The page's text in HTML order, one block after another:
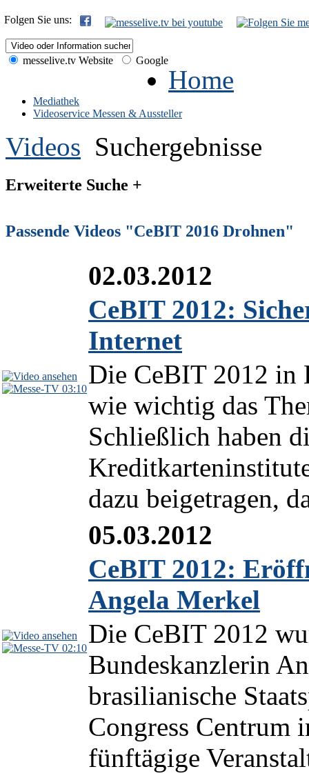
Folgen Sie uns:
messelive.tv Website Google
Home
Mediathek
Videoservice Messen & Aussteller
Videos Suchergebnisse
Erweiterte Suche +
Passende Videos "CeBIT 2016 Drohnen"
03:10
02.03.2012
CeBIT 2012:
Internet
Die CeBIT 2012 in
wie wichtig das
Schließlich haben
dazu beigetragen,
02:10
05.03.2012
CeBIT 2012:
Angela Merkel
Die CeBIT 2012
Bundeskanzlerin
brasilianische
Congress Centrum
fünftägige